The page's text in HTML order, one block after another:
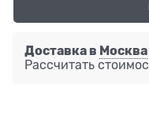
Доставка в Москва
Рассчитать